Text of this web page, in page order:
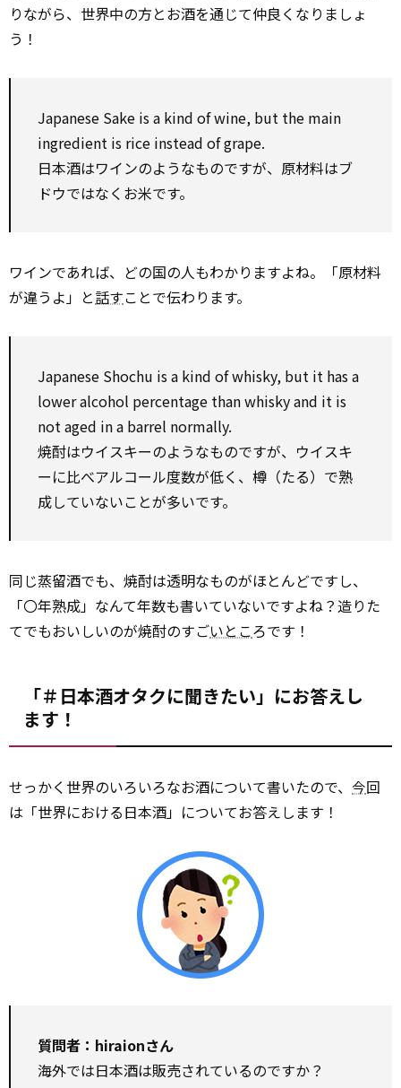
りながら、世界中の方とお酒を通じて仲良くなりましょ
う！
Japanese Sake is a kind of wine, but the main
ingredient is rice instead of grape.
日本酒はワインのようなものですが、原材料はブ
ドウではなくお米です。
ワインであれば、どの国の人もわかりますよね。「原材料
が違うよ」と話すことで伝わります。
Japanese Shochu is a kind of whisky, but it has a
lower alcohol percentage than whisky and it is
not aged in a barrel normally.
焼酎はウイスキーのようなものですが、ウイスキ
ーに比べアルコール度数が低く、樽（たる）で熟
成していないことが多いです。
同じ蒸留酒でも、焼酎は透明なものがほとんどですし、
「〇年熟成」なんて年数も書いていないですよね？造りた
てでもおいしいのが焼酎のすごいところです！
「＃日本酒オタクに聞きたい」にお答えし
ます！
せっかく世界のいろいろなお酒について書いたので、 今回
は「世界における日本酒」についてお答えします！
質問者：hiraionさん
海外では日本酒は販売されているのですか？